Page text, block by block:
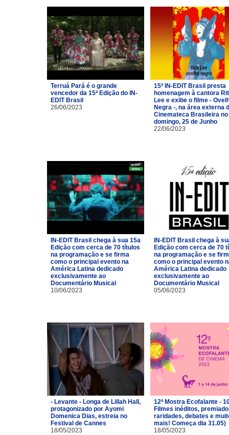
Terruá Pará é o grande
vencedor da 15ª Edição do IN-
EDIT Brasil
26/06/2023
15º IN-EDIT Brasil presta
homenagem à cantora
Lee e exibe o filme -
Negra -, na área externa
Cinemateca Brasileira no
domingo, 25 de Junho
22/06/2023
IN-EDIT Brasil chega à sua 15a
Edição com cerca de 70 títulos
na programação e se firma
como o principal evento na
América Latina dedicado
exclusivamente ao
Documentário Musical
10/06/2023
IN-EDIT Brasil chega à
Edição com cerca de 70
na programação e se
como o principal evento
América Latina dedicado
exclusivamente ao
Documentário Musical
05/06/2023
- Levante - Longa de Lillah Hall,
protagonizado por Ayomi
Domenica Dias, estreia no
Festival de Cannes
18/05/2023
12ª Mostra Ecofalante -
Filmes inéditos,
raridades, debates e
mais! Começa dia 31.05)
18/05/2023